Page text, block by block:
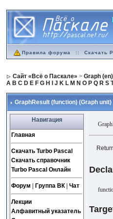
Правила форума :: Скачать
Сайт «Всё о Паскале» >Graph (en)
A B C D E F G H J K L M N O P Q R S
GraphResult (function) (Graph unit)
Навигация
Главная
Скачать Turbo Pascal
Скачать справочник
Turbo Pascal Онлайн
Форум Группа ВК|Чат
Лекции
Алфавитный указатель